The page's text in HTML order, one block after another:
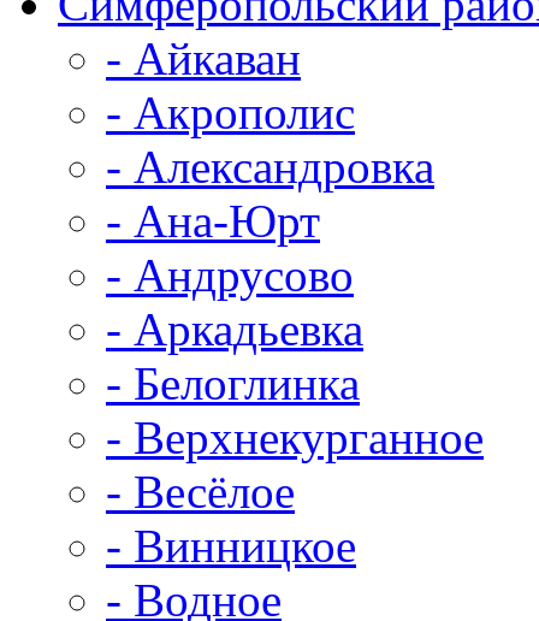
- Айкаван
- Акрополис
- Александровка
- Ана-Юрт
- Андрусово
- Аркадьевка
- Белоглинка
- Верхнекурганное
- Весёлое
- Винницкое
- Водное